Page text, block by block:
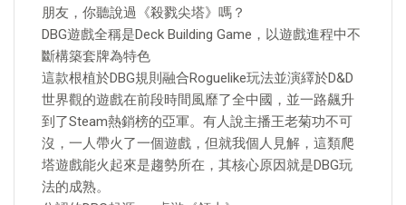
朋友，你聽說過《殺戮尖塔》嗎？
DBG遊戲全稱是Deck Building Game，以遊戲進程中不
斷構築套牌為特色
這款根植於DBG規則融合Roguelike玩法並演繹於D&D
世界觀的遊戲在前段時間風靡了全中國，並一路飆升
到了Steam熱銷榜的亞軍。有人說主播王老菊功不可
沒，一人帶火了一個遊戲，但就我個人見解，這類爬
塔遊戲能火起來是趨勢所在，其核心原因就是DBG玩
法的成熟。